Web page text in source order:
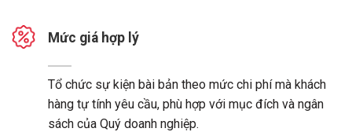
Mức giá hợp lý
Tổ chức sự kiện bài bản theo mức chi phí mà khách
hàng tự tính yêu cầu, phù hợp với mục đích và ngân
sách của Quý doanh nghiệp.